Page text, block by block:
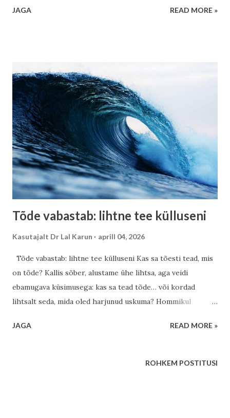
olemas. Enne kui sinu päev kujuneb heaks või keeruliseks…
Vaikus. Ruum. Võimalus olla omaette. Mõni nimetab seda
reserveerituseks. Aga tegelikult on see suur eelis. Sest
seal, kus on vaikus, on ruumi märgata oma mõtteid. Aga siin
on väike konks. Vaikus ei tähenda alati teadlikkust. Sa võid
istuda metsas, kuulata tuult… ja samal ajal mõelda: “Kas
sellest piisab?” “Mis saab edasi?” “Kas ma teen õigesti?”
Seega küsimus ei ole ainult keskkonnas. Küsimus on:
milliseid mõtteid sa kannad? Mõte ei ole süütu Paljud
inimesed arvavad, et mõte on lihts...
JAGA READ MORE »
Tõde vabastab: lihtne tee külluseni
Kasutajalt Dr Lal Karun aprill 04, 2026
Tõde vabastab: lihtne tee külluseni Kas sa tõesti tead, mis
on tõde? Kallis sõber, alustame ühe lihtsa, aga veidi
ebamugava küsimusega: kas sa tead tõde… või kordad
lihtsalt seda, mida oled harjunud uskuma? Hommikul
päev.” “Midagi ei muutu.” “Pean jälle pingutama.” Ja sina usud
pole tõde… vaid lihtsalt vana harjumuslik mõte? Tõde ei ole
JAGA READ MORE »
ROHKEM POSTITUSI